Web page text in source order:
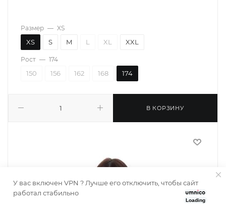
В КОРЗИНУ
Размер — XS
XS S M L XL XXL
Рост — 174
150 156 162 168 174
Loading
У вас включен VPN ? Лучше его отключить, чтобы сайт
работал стабильно